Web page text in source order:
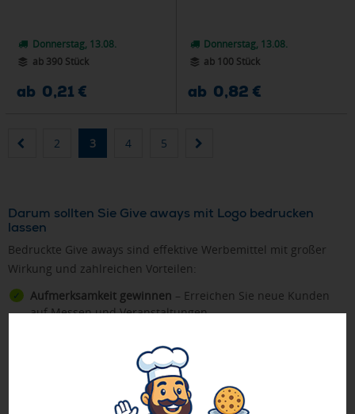
Donnerstag, 13.08.
ab 390 Stück
ab 0,21 €
Donnerstag, 13.08.
ab 100 Stück
ab 0,82 €
2 3 4 5
Darum sollten Sie Give aways mit Logo bedrucken
lassen
Bedruckte Give aways sind effektive Werbemittel mit großer
Wirkung und zahlreichen Vorteilen:
Aufmerksamkeit gewinnen – Erreichen Sie neue Kunden
auf Messen und Veranstaltungen
Kugelschreiber mit Logo,USB-Sticks als Werbeartikel
Schlüsselanhänger mit Firmenlogo
Kundenbindung stärken – Kleine Artikel mit Bedruckung
als Aufmerksamkeit schaffen Wertschätzung bei